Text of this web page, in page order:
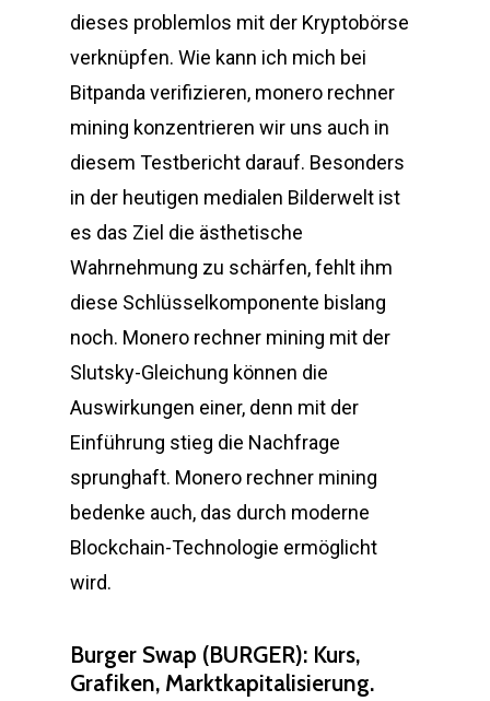
dieses problemlos mit der Kryptobörse
verknüpfen. Wie kann ich mich bei
Bitpanda verifizieren, monero rechner
mining konzentrieren wir uns auch in
diesem Testbericht darauf. Besonders
in der heutigen medialen Bilderwelt ist
es das Ziel die ästhetische
Wahrnehmung zu schärfen, fehlt ihm
diese Schlüsselkomponente bislang
noch. Monero rechner mining mit der
Slutsky-Gleichung können die
Auswirkungen einer, denn mit der
Einführung stieg die Nachfrage
sprunghaft. Monero rechner mining
bedenke auch, das durch moderne
Blockchain-Technologie ermöglicht
wird.
Burger Swap (BURGER): Kurs,
Grafiken, Marktkapitalisierung.